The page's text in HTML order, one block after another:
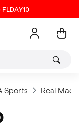
Sports Real